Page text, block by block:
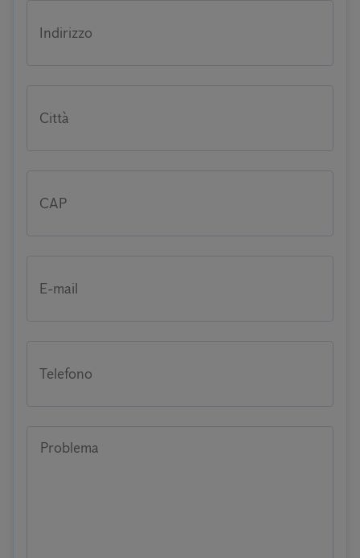
Indirizzo
Città
CAP
E-mail
Telefono
Problema